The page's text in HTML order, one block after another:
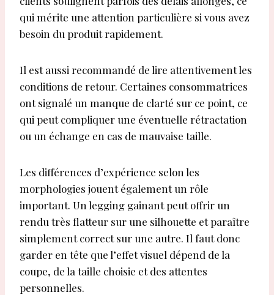
qui mérite une attention particulière si vous avez
besoin du produit rapidement.
Il est aussi recommandé de lire attentivement les
conditions de retour. Certaines consommatrices
ont signalé un manque de clarté sur ce point, ce
qui peut compliquer une éventuelle rétractation
ou un échange en cas de mauvaise taille.
Les différences d’expérience selon les
morphologies jouent également un rôle
important. Un legging gainant peut offrir un
rendu très flatteur sur une silhouette et paraître
simplement correct sur une autre. Il faut donc
garder en tête que l’effet visuel dépend de la
coupe, de la taille choisie et des attentes
personnelles.